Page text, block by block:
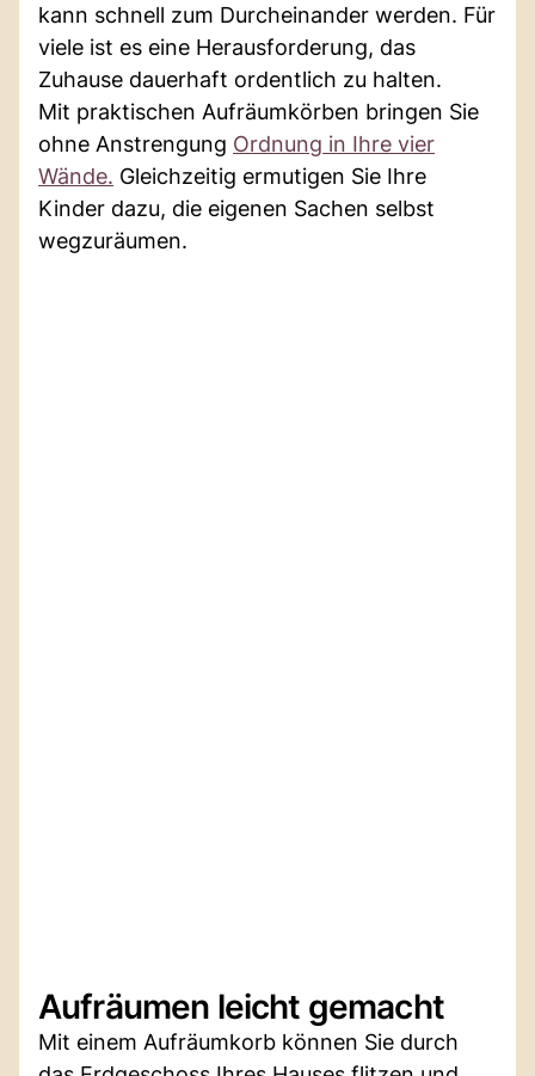
kann schnell zum Durcheinander werden. Für
viele ist es eine Herausforderung, das
Zuhause dauerhaft ordentlich zu halten.
Mit praktischen Aufräumkörben bringen Sie
ohne Anstrengung Ordnung in Ihre vier
Wände. Gleichzeitig ermutigen Sie Ihre
Kinder dazu, die eigenen Sachen selbst
wegzuräumen.
Aufräumen leicht gemacht
Mit einem Aufräumkorb können Sie durch